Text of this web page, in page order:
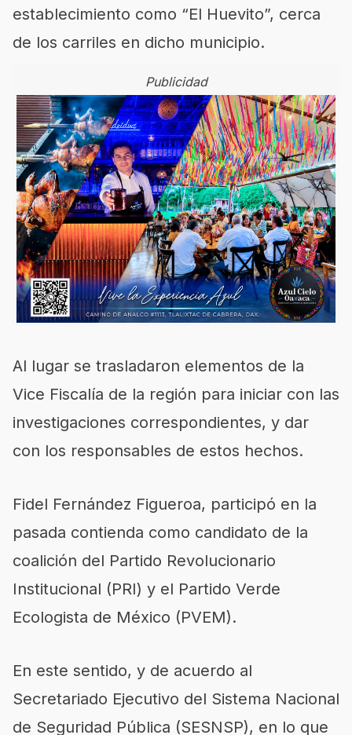
establecimiento como “El Huevito”, cerca
de los carriles en dicho municipio.
Publicidad
Al lugar se trasladaron elementos de la
Vice Fiscalía de la región para iniciar con las
investigaciones correspondientes, y dar
con los responsables de estos hechos.
Fidel Fernández Figueroa, participó en la
pasada contienda como candidato de la
coalición del Partido Revolucionario
Institucional (PRI) y el Partido Verde
Ecologista de México (PVEM).
En este sentido, y de acuerdo al
Secretariado Ejecutivo del Sistema Nacional
de Seguridad Pública (SESNSP), en lo que